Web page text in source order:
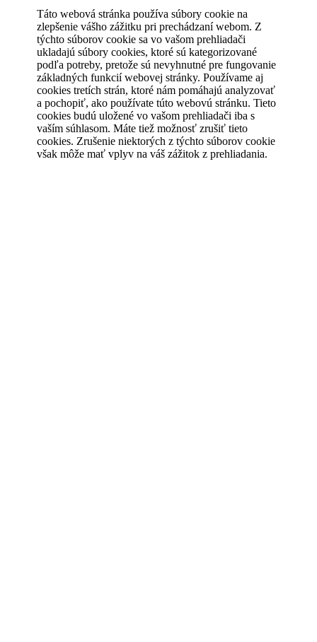
Táto webová stránka používa súbory cookie na
zlepšenie vášho zážitku pri prechádzaní webom. Z
týchto súborov cookie sa vo vašom prehliadači
ukladajú súbory cookies, ktoré sú kategorizované
podľa potreby, pretože sú nevyhnutné pre fungovanie
základných funkcií webovej stránky. Používame aj
cookies tretích strán, ktoré nám pomáhajú analyzovať
a pochopiť, ako používate túto webovú stránku. Tieto
cookies budú uložené vo vašom prehliadači iba s
vaším súhlasom. Máte tiež možnosť zrušiť tieto
cookies. Zrušenie niektorých z týchto súborov cookie
však môže mať vplyv na váš zážitok z prehliadania.